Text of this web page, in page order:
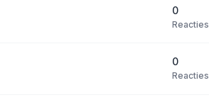
0
Reacties
0
Reacties